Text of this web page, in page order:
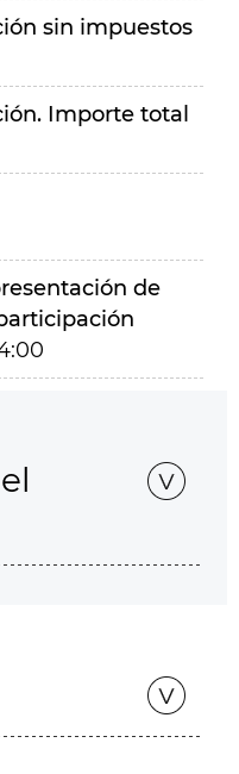
sin impuestos
Importe total
de